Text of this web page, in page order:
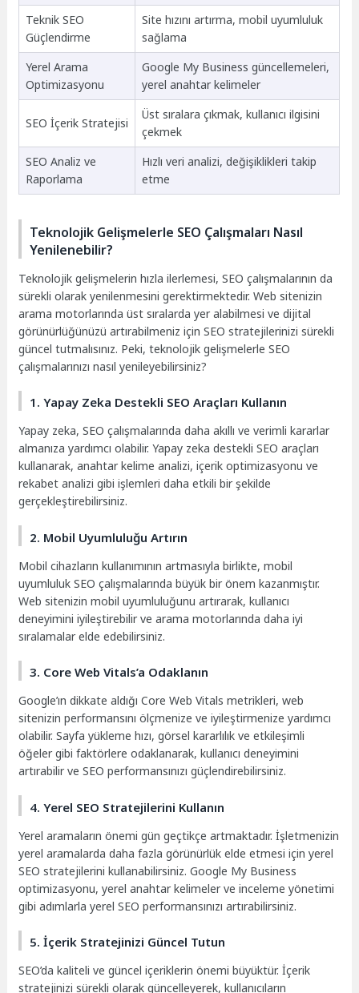
Teknik SEO
Güçlendirme
Site hızını artırma, mobil uyumluluk
sağlama
Yerel Arama
Optimizasyonu
Google My Business güncellemeleri,
yerel anahtar kelimeler
SEO İçerik Stratejisi
Üst sıralara çıkmak, kullanıcı ilgisini
çekmek
SEO Analiz ve
Raporlama
Hızlı veri analizi, değişiklikleri takip
etme
Teknolojik Gelişmelerle SEO Çalışmaları Nasıl
Yenilenebilir?
Teknolojik gelişmelerin hızla ilerlemesi, SEO çalışmalarının da
sürekli olarak yenilenmesini gerektirmektedir. Web sitenizin
arama motorlarında üst sıralarda yer alabilmesi ve dijital
görünürlüğünüzü artırabilmeniz için SEO stratejilerinizi sürekli
güncel tutmalısınız. Peki, teknolojik gelişmelerle SEO
çalışmalarınızı nasıl yenileyebilirsiniz?
1. Yapay Zeka Destekli SEO Araçları Kullanın
Yapay zeka, SEO çalışmalarında daha akıllı ve verimli kararlar
almanıza yardımcı olabilir. Yapay zeka destekli SEO araçları
kullanarak, anahtar kelime analizi, içerik optimizasyonu ve
rekabet analizi gibi işlemleri daha etkili bir şekilde
gerçekleştirebilirsiniz.
2. Mobil Uyumluluğu Artırın
Mobil cihazların kullanımının artmasıyla birlikte, mobil
uyumluluk SEO çalışmalarında büyük bir önem kazanmıştır.
Web sitenizin mobil uyumluluğunu artırarak, kullanıcı
deneyimini iyileştirebilir ve arama motorlarında daha iyi
sıralamalar elde edebilirsiniz.
3. Core Web Vitals’a Odaklanın
Google’ın dikkate aldığı Core Web Vitals metrikleri, web
sitenizin performansını ölçmenize ve iyileştirmenize yardımcı
olabilir. Sayfa yükleme hızı, görsel kararlılık ve etkileşimli
öğeler gibi faktörlere odaklanarak, kullanıcı deneyimini
artırabilir ve SEO performansınızı güçlendirebilirsiniz.
4. Yerel SEO Stratejilerini Kullanın
Yerel aramaların önemi gün geçtikçe artmaktadır. İşletmenizin
yerel aramalarda daha fazla görünürlük elde etmesi için yerel
SEO stratejilerini kullanabilirsiniz. Google My Business
optimizasyonu, yerel anahtar kelimeler ve inceleme yönetimi
gibi adımlarla yerel SEO performansınızı artırabilirsiniz.
5. İçerik Stratejinizi Güncel Tutun
SEO’da kaliteli ve güncel içeriklerin önemi büyüktür. İçerik
stratejinizi sürekli olarak güncelleyerek, kullanıcıların